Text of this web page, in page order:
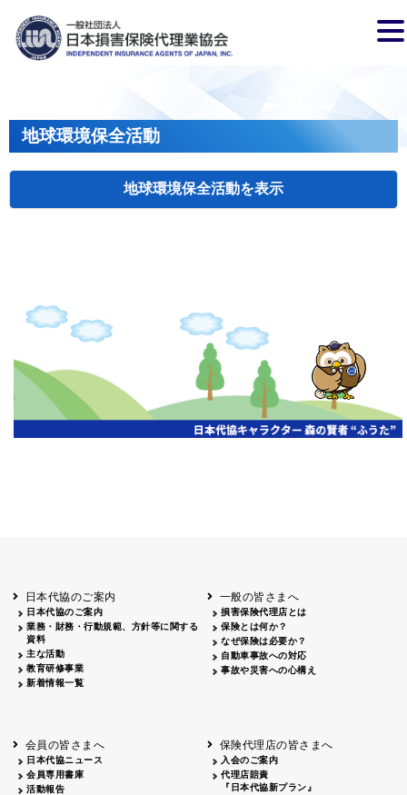
地球環境保全活動
地球環境保全活動
タイトル
岩手
クリーンアップキャンペーン
長野 飯田 飯田市大宮桜並木清掃活動
兵庫 2026.04.29 姫路城みどりの美化キャンペーン
2026.06.06 クリーン作戦 岡山
鳥取砂丘一斉清掃 鳥取
日本代協のご案内
日本代協のご案内
業務・財務・行動規範、方針等に関する
資料
主な活動
教育研修事業
新着情報一覧
一般の皆さまへ
損害保険代理店とは
保険とは何か？
なぜ保険は必要か？
自動車事故への対応
事故や災害への心構え
会員の皆さまへ
日本代協ニュース
会員専用書庫
活動報告
保険代理店の皆さまへ
入会のご案内
代理店賠責
『日本代協新プラン』